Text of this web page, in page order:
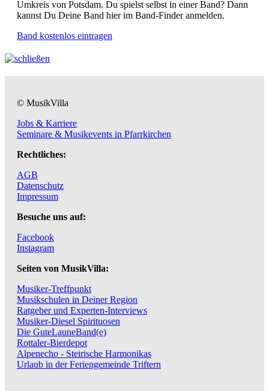
Umkreis von Potsdam. Du spielst selbst in einer Band? Dann
kannst Du Deine Band hier im Band-Finder anmelden.
Band kostenlos eintragen
© MusikVilla
Jobs & Karriere
Seminare & Musikevents in Pfarrkirchen
Rechtliches:
AGB
Datenschutz
Impressum
Besuche uns auf:
Facebook
Instagram
Seiten von MusikVilla:
Musiker-Treffpunkt
Musikschulen in Deiner Region
Ratgeber und Experten-Interviews
Musiker-Diesel Spirituosen
Die GuteLauneBand(e)
Rottaler-Bierdepot
Alpenecho - Steirische Harmonikas
Urlaub in der Feriengemeinde Triftern